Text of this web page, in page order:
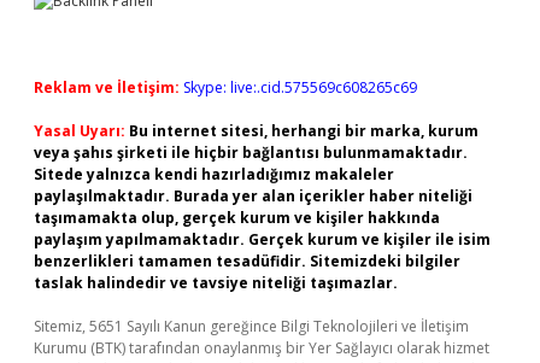
Reklam ve İletişim: Skype: live:.cid.575569c608265c69
Yasal Uyarı: Bu internet sitesi, herhangi bir marka, kurum
veya şahıs şirketi ile hiçbir bağlantısı bulunmamaktadır.
Sitede yalnızca kendi hazırladığımız makaleler
paylaşılmaktadır. Burada yer alan içerikler haber niteliği
taşımamakta olup, gerçek kurum ve kişiler hakkında
paylaşım yapılmamaktadır. Gerçek kurum ve kişiler ile isim
benzerlikleri tamamen tesadüfidir. Sitemizdeki bilgiler
taslak halindedir ve tavsiye niteliği taşımazlar.
Sitemiz, 5651 Sayılı Kanun gereğince Bilgi Teknolojileri ve İletişim
Kurumu (BTK) tarafından onaylanmış bir Yer Sağlayıcı olarak hizmet